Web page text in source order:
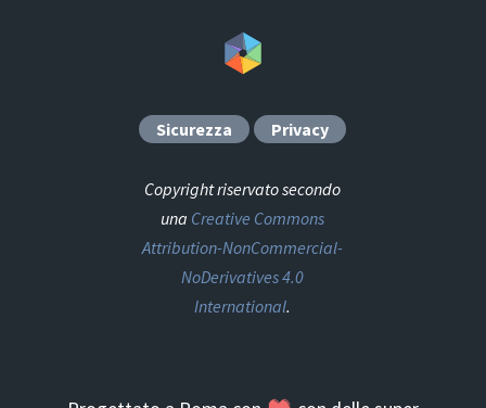
Sicurezza Privacy
Copyright riservato secondo
una Creative Commons
Attribution-NonCommercial-
NoDerivatives 4.0
International.